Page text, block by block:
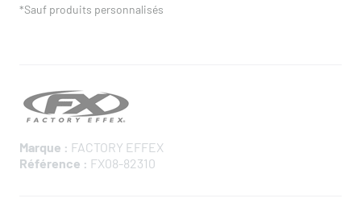
*Sauf produits personnalisés
Marque : FACTORY EFFEX
Référence : FX08-82310